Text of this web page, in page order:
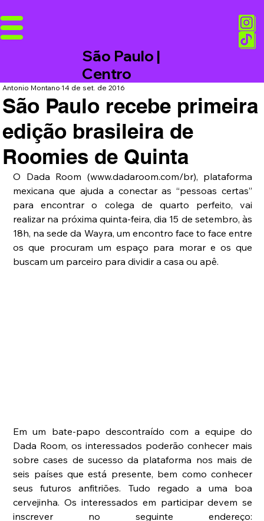
São Paulo |
Centro
São Paulo recebe primeira
edição brasileira de
Roomies de Quinta
Antonio Montano14 de set. de 2016
O Dada Room (www.dadaroom.com/br), plataforma
mexicana que ajuda a conectar as “pessoas certas”
para encontrar o colega de quarto perfeito, vai
realizar na próxima quinta-feira, dia 15 de setembro, às
18h, na sede da Wayra, um encontro face to face entre
os que procuram um espaço para morar e os que
buscam um parceiro para dividir a casa ou apê.
Em um bate-papo descontraído com a equipe do
Dada Room, os interessados poderão conhecer mais
sobre cases de sucesso da plataforma nos mais de
seis países que está presente, bem como conhecer
seus futuros anfitriões. Tudo regado a uma boa
cervejinha. Os interessados em participar devem se
inscrever no seguinte endereço: